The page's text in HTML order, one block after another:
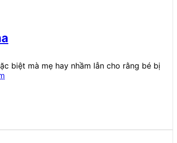
biệt mà mẹ hay nhầm lẫn cho rằng bé bị